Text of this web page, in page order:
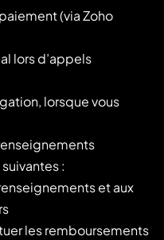
(via Zoho
lors d’appels
lorsque vous
:
et aux
les remboursements